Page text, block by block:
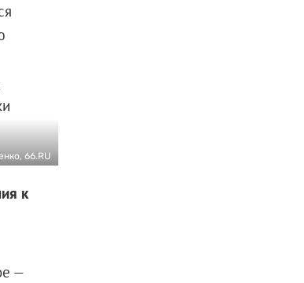
66.RU
к
—